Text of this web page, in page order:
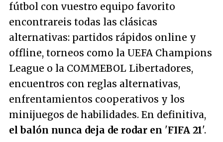
fútbol con vuestro equipo favorito
encontrareis todas las clásicas
alternativas: partidos rápidos online y
offline, torneos como la UEFA Champions
League o la COMMEBOL Libertadores,
encuentros con reglas alternativas,
enfrentamientos cooperativos y los
minijuegos de habilidades. En definitiva,
el balón nunca deja de rodar en 'FIFA 21'.